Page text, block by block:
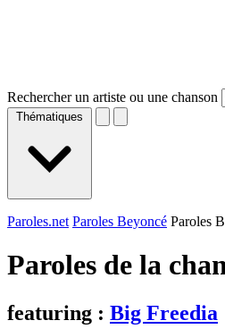
Rechercher un artiste ou une chanson
Thématiques
Paroles.net Paroles Beyoncé Paroles
Paroles de la
featuring : Big Freedia